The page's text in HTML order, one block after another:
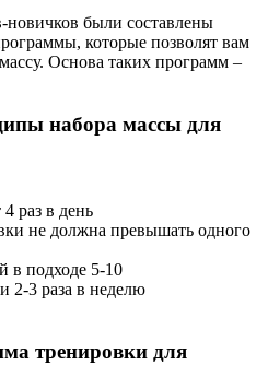
были составлены
которые позволят вам
Основа таких программ –
набора массы для
раз в день
не должна превышать одного
в подходе 5-10
2-3 раза в неделю
тренировки для